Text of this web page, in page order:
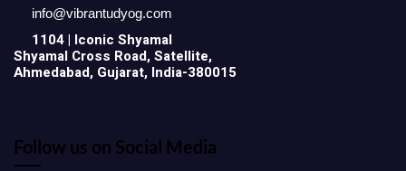
info@vibrantudyog.com
1104 | Iconic Shyamal
Shyamal Cross Road, Satellite,
Ahmedabad, Gujarat, India-380015
Follow us on Social Media